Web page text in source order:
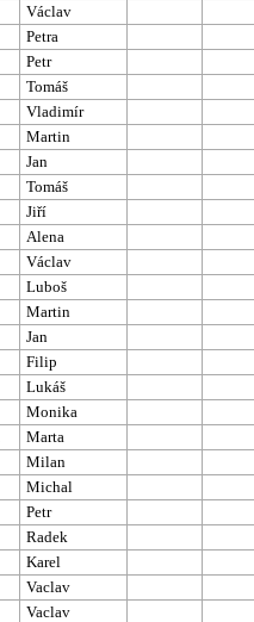
Václav
Petra
Petr
Tomáš
Vladimír
Martin
Jan
Tomáš
Jiří
Alena
Václav
Luboš
Martin
Jan
Filip
Lukáš
Monika
Marta
Milan
Michal
Petr
Radek
Karel
Vaclav
Vaclav